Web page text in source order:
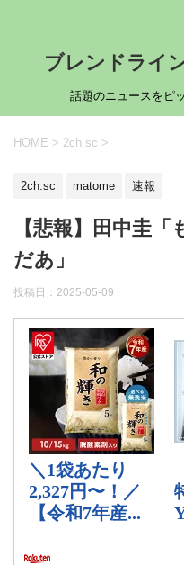
ブレンドライ
話題のニュースをピ
HOME > 2ch.sc >
2ch.sc matome 速報
【悲報】田中圭
だあ」
投稿日： 2025-05-09